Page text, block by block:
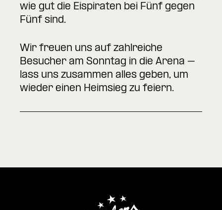
wie gut die Eispiraten bei Fünf gegen
Fünf sind.
Wir freuen uns auf zahlreiche
Besucher am Sonntag in die Arena –
lass uns zusammen alles geben, um
wieder einen Heimsieg zu feiern.